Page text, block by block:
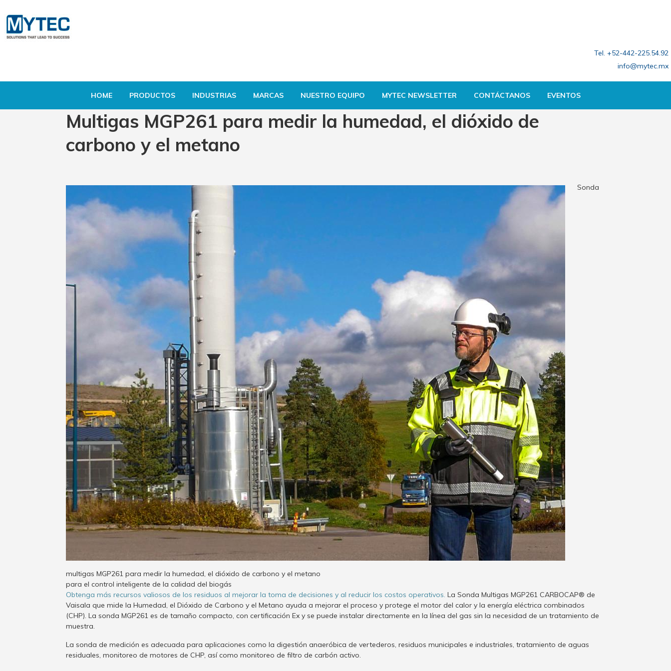
Tel. +52-442-225.54.92
info@mytec.mx
HOME PRODUCTOS INDUSTRIAS MARCAS NUESTRO EQUIPO MYTEC NEWSLETTER CONTÁCTANOS EVENTOS
Multigas MGP261 para medir la humedad, el dióxido de
carbono y el metano
Sonda
multigas MGP261 para medir la humedad, el dióxido de carbono y el metano
para el control inteligente de la calidad del biogás
Obtenga más recursos valiosos de los residuos al mejorar la toma de decisiones y al reducir los costos operativos. La Sonda Multigas MGP261 CARBOCAP® de
Vaisala que mide la Humedad, el Dióxido de Carbono y el Metano ayuda a mejorar el proceso y protege el motor del calor y la energía eléctrica combinados
(CHP). La sonda MGP261 es de tamaño compacto, con certificación Ex y se puede instalar directamente en la línea del gas sin la necesidad de un tratamiento de
muestra.
La sonda de medición es adecuada para aplicaciones como la digestión anaeróbica de vertederos, residuos municipales e industriales, tratamiento de aguas
residuales, monitoreo de motores de CHP, así como monitoreo de filtro de carbón activo.